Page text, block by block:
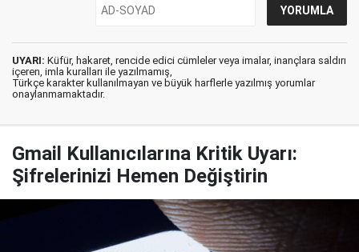
UYARI: Küfür, hakaret, rencide edici cümleler veya imalar, inançlara saldırı
içeren, imla kuralları ile yazılmamış,
Türkçe karakter kullanılmayan ve büyük harflerle yazılmış yorumlar
onaylanmamaktadır.
Gmail Kullanıcılarına Kritik Uyarı:
Şifrelerinizi Hemen Değiştirin